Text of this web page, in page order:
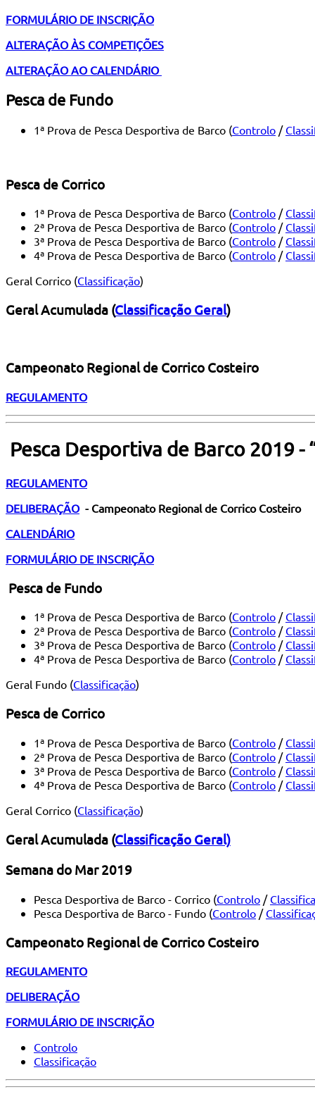
FORMULÁRIO DE INSCRIÇÃO
ALTERAÇÃO ÀS COMPETIÇÕES
ALTERAÇÃO AO CALENDÁRIO
Pesca de Fundo
1ª Prova de Pesca Desportiva de Barco (Controlo /
Pesca de Corrico
1ª Prova de Pesca Desportiva de Barco (Controlo /
2ª Prova de Pesca Desportiva de Barco (Controlo /
3ª Prova de Pesca Desportiva de Barco (Controlo /
4ª Prova de Pesca Desportiva de Barco (Controlo /
Geral Corrico (Classificação)
Geral Acumulada (Classificação Geral)
Campeonato Regional de Corrico Costeiro
REGULAMENTO
Pesca Desportiva de Barco 2019 -
REGULAMENTO
DELIBERAÇÃO - Campeonato Regional de Corrico Costeiro
CALENDÁRIO
FORMULÁRIO DE INSCRIÇÃO
Pesca de Fundo
1ª Prova de Pesca Desportiva de Barco (Controlo /
2ª Prova de Pesca Desportiva de Barco (Controlo /
3ª Prova de Pesca Desportiva de Barco (Controlo /
4ª Prova de Pesca Desportiva de Barco (Controlo /
Geral Fundo (Classificação)
Pesca de Corrico
1ª Prova de Pesca Desportiva de Barco (Controlo /
2ª Prova de Pesca Desportiva de Barco (Controlo /
3ª Prova de Pesca Desportiva de Barco (Controlo /
4ª Prova de Pesca Desportiva de Barco (Controlo /
Geral Corrico (Classificação)
Geral Acumulada (Classificação Geral)
Semana do Mar 2019
Pesca Desportiva de Barco - Corrico (Controlo /
Pesca Desportiva de Barco - Fundo (Controlo /
Campeonato Regional de Corrico Costeiro
REGULAMENTO
DELIBERAÇÃO
FORMULÁRIO DE INSCRIÇÃO
Controlo
Classificação